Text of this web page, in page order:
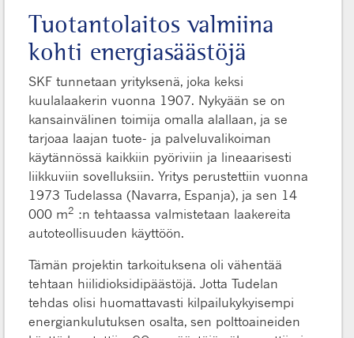
Tuotantolaitos valmiina
kohti energiasäästöjä
SKF tunnetaan yrityksenä, joka keksi
kuulalaakerin vuonna 1907. Nykyään se on
kansainvälinen toimija omalla alallaan, ja se
tarjoaa laajan tuote- ja palveluvalikoiman
käytännössä kaikkiin pyöriviin ja lineaarisesti
liikkuviin sovelluksiin. Yritys perustettiin vuonna
1973 Tudelassa (Navarra, Espanja), ja sen 14
000 m2 :n tehtaassa valmistetaan laakereita
autoteollisuuden käyttöön.
Tämän projektin tarkoituksena oli vähentää
tehtaan hiilidioksidipäästöjä. Jotta Tudelan
tehdas olisi huomattavasti kilpailukykyisempi
energiankulutuksen osalta, sen polttoaineiden